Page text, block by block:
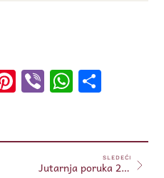
Pinterest
Viber
SLEDEĆI
Jutarnja poruka 24.01.2025.